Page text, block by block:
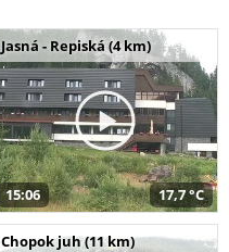
Jasná - Repiská (4 km)
15:06 17,7 °C
Chopok juh (11 km)